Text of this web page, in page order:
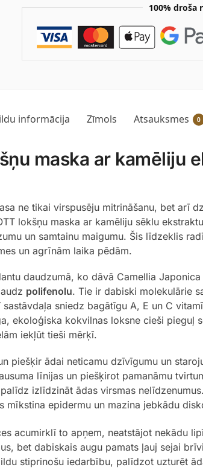
100% droša
informācija Zīmols Atsauksmes 0
maska ar kamēliju
ne tikai virspusēju mitrināšanu, bet arī
lokšņu maska ar kamēliju sēklu
un samtainu maigumu. Šis līdzeklis
un agrīnām laika pēdām.
daudzumā, ko dāvā Camellia
polifenolu. Tie ir dabiski molekulārie
sniedz bagātīgu A, E un C
ekoloģiska kokvilnas loksne cieši pieguļ
iekļūt tieši mērķī.
piešķir ādai neticamu dzīvīgumu un
līnijas un piešķirot pamanāmu
izlīdzināt ādas virsmas nelīdzenumus.
mīkstina epidermu un mazina jebkādu
acumirklī to apņem, neatstājot nekādu
bet dabiskais augu pamats ļauj sejai
stiprinošu iedarbību, palīdzot uzturēt